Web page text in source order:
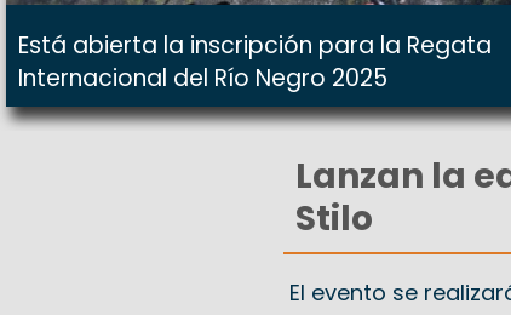
Está abierta la inscripción para la Regata
Internacional del Río Negro 2025
Lanzan la
Stilo
El evento se